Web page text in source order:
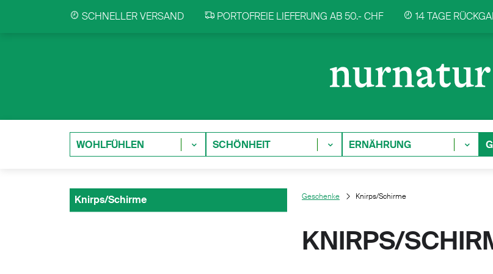
SCHNELLER VERSAND PORTOFREIE LIEFERUNG AB 50.- CHF 14 TAGE
WOHLFÜHLEN SCHÖNHEIT ERNÄHRUNG
Knirps/Schirme Geschenke Knirps/Schirme
KNIRPS/